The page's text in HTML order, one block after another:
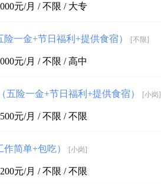
元/月 / 不限 / 大专
险一金+节日福利+提供食宿） [不限]
元/月 / 不限 / 高中
五险一金+节日福利+提供食宿） [小岗]
元/月 / 不限 / 不限
简单+包吃） [小岗]
元/月 / 不限 / 不限